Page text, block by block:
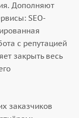
Дополняют
SEO-
с репутацией
закрыть весь
заказчиков